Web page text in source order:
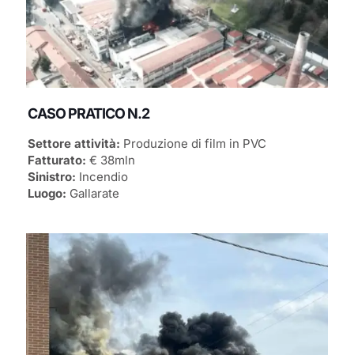
CASO PRATICO N.2
Settore attività: Produzione di film in PVC
Fatturato: € 38mln
Sinistro: Incendio
Luogo: Gallarate